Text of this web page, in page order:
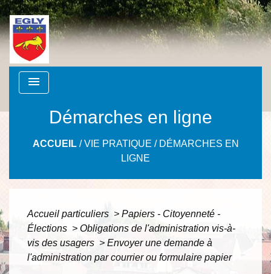
menu
Démarches en ligne
ACCUEIL/VIE PRATIQUE / DÉMARCHES EN
LIGNE
Accueil particuliers > Papiers - Citoyenneté -
Élections > Obligations de l'administration vis-à-
vis des usagers > Envoyer une demande à
l'administration par courrier ou formulaire papier